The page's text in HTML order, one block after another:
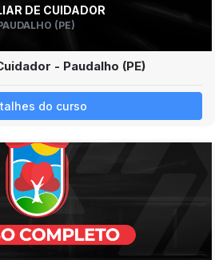
DE CUIDADOR
(PE)
- Paudalho (PE)
do curso